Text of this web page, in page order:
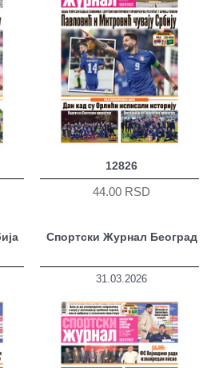
12826
44.00 RSD
Спортски Журнал Београд
31.03.2026